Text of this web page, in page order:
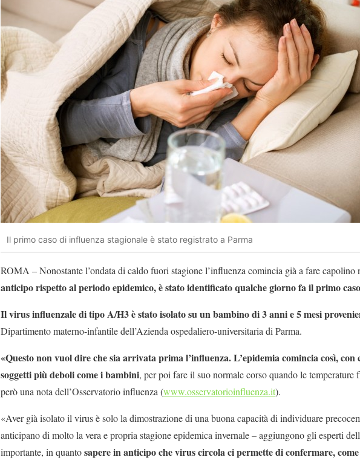
Il primo caso di influenza stagionale è stato registrato a Parma
ROMA – Nonostante l’ondata di caldo fuori stagione l’influenza comincia già a fare capolino
anticipo rispetto al periodo epidemico, è stato identificato qualche giorno fa il primo
Il virus influenzale di tipo A/H3 è stato isolato su un bambino di 3 anni e 5 mesi
Dipartimento materno-infantile dell’Azienda ospedaliero-universitaria di Parma.
«Questo non vuol dire che sia arrivata prima l’influenza. L’epidemia comincia così,
soggetti più deboli come i bambini, per poi fare il suo normale corso quando le temperature
però una nota dell’Osservatorio influenza (www.osservatorioinfluenza.it).
«Aver già isolato il virus è solo la dimostrazione di una buona capacità di individuare
anticipano di molto la vera e propria stagione epidemica invernale – aggiungono gli esperti
importante, in quantosapere in anticipo che virus circola ci permette di confermare,